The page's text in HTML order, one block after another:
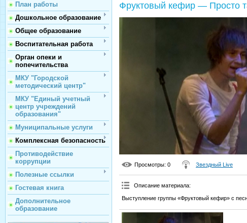
План работы
Дошкольное образование
Общее образование
Воспитательная работа
Орган опеки и
попечительства
МКУ "Городской
методический центр"
МКУ "Единый учетный
центр учреждений
образования"
Муниципальные услуги
Комплексная безопасность
Противодействие
коррупции
Полезные ссылки
Гостевая книга
Дополнительное
образование
Фруктовый кефир — Просто
Просмотры: 0 Звездный Live
Описание материала:
Выступление группы «Фруктовый кефир» с